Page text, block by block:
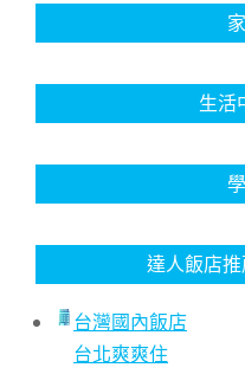
生活
達人飯店
台灣國內飯店
台北爽爽住